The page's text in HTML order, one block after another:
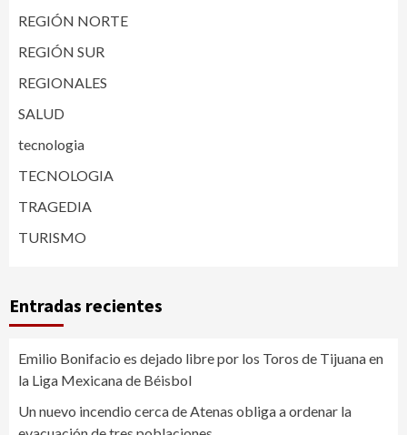
REGIÓN NORTE
REGIÓN SUR
REGIONALES
SALUD
tecnologia
TECNOLOGIA
TRAGEDIA
TURISMO
Entradas recientes
Emilio Bonifacio es dejado libre por los Toros de Tijuana en
la Liga Mexicana de Béisbol
Un nuevo incendio cerca de Atenas obliga a ordenar la